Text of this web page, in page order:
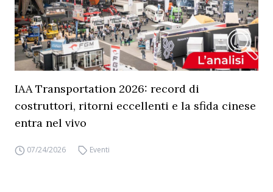
IAA Transportation 2026: record di
costruttori, ritorni eccellenti e la sfida cinese
entra nel vivo
07/24/2026 Eventi